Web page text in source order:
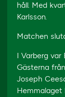
håll. Med
Karlsson.
Matchen
I Varberg var
Gästerna
Joseph
Hemmalaget